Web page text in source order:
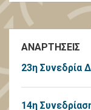
ΑΝΑΡΤΗΣΕΙΣ
23η Συνεδρία
14η